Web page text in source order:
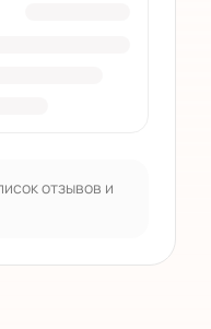
отзывов и